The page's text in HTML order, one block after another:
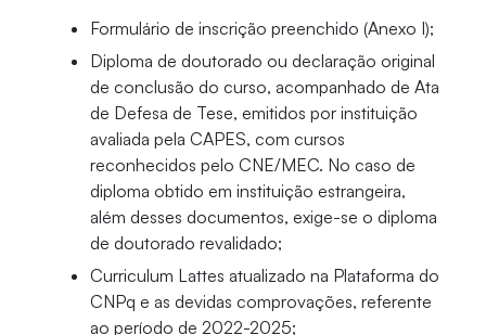
Formulário de inscrição preenchido (Anexo I);
Diploma de doutorado ou declaração original
de conclusão do curso, acompanhado de Ata
de Defesa de Tese, emitidos por instituição
avaliada pela CAPES, com cursos
reconhecidos pelo CNE/MEC. No caso de
diploma obtido em instituição estrangeira,
além desses documentos, exige-se o diploma
de doutorado revalidado;
Curriculum Lattes atualizado na Plataforma do
CNPq e as devidas comprovações, referente
ao período de 2022-2025;